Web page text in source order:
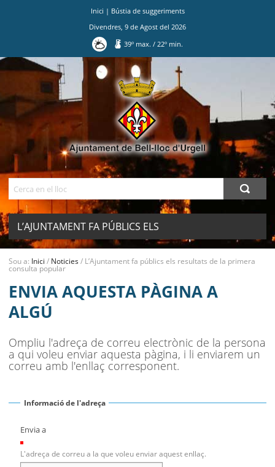
Inici | Bústia de suggeriments
Divendres 9 de Agost del 2026
39º max./ 22º min.
L’AJUNTAMENT FA PÚBLICS ELS
RESULTATS DE LA PRIMERA
CONSULTA POPULAR
AJUNTAMENT
SEU ELECTRÒNICA
Sou a: Inici / Noticies/ L’Ajuntament fa públics els resultats de la primera
consulta popular
ENVIA AQUESTA PÀGINA A
ALGÚ
Ompliu l'adreça de correu electrònic de la persona
a qui voleu enviar aquesta pàgina, i li enviarem un
correu amb l'enllaç corresponent.
Informació de l'adreça
Envia a
L'adreça de correu a la que voleu enviar aquest enllaç.